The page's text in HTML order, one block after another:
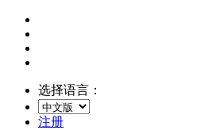
选择语言：
注册